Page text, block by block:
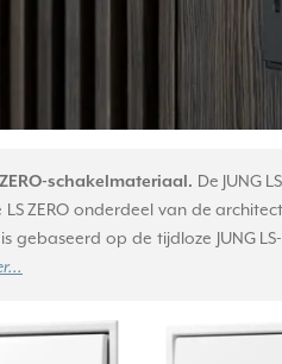
ZERO-schakelmateriaal. De JUNG
ZERO onderdeel van de
gebaseerd op de tijdloze JUNG